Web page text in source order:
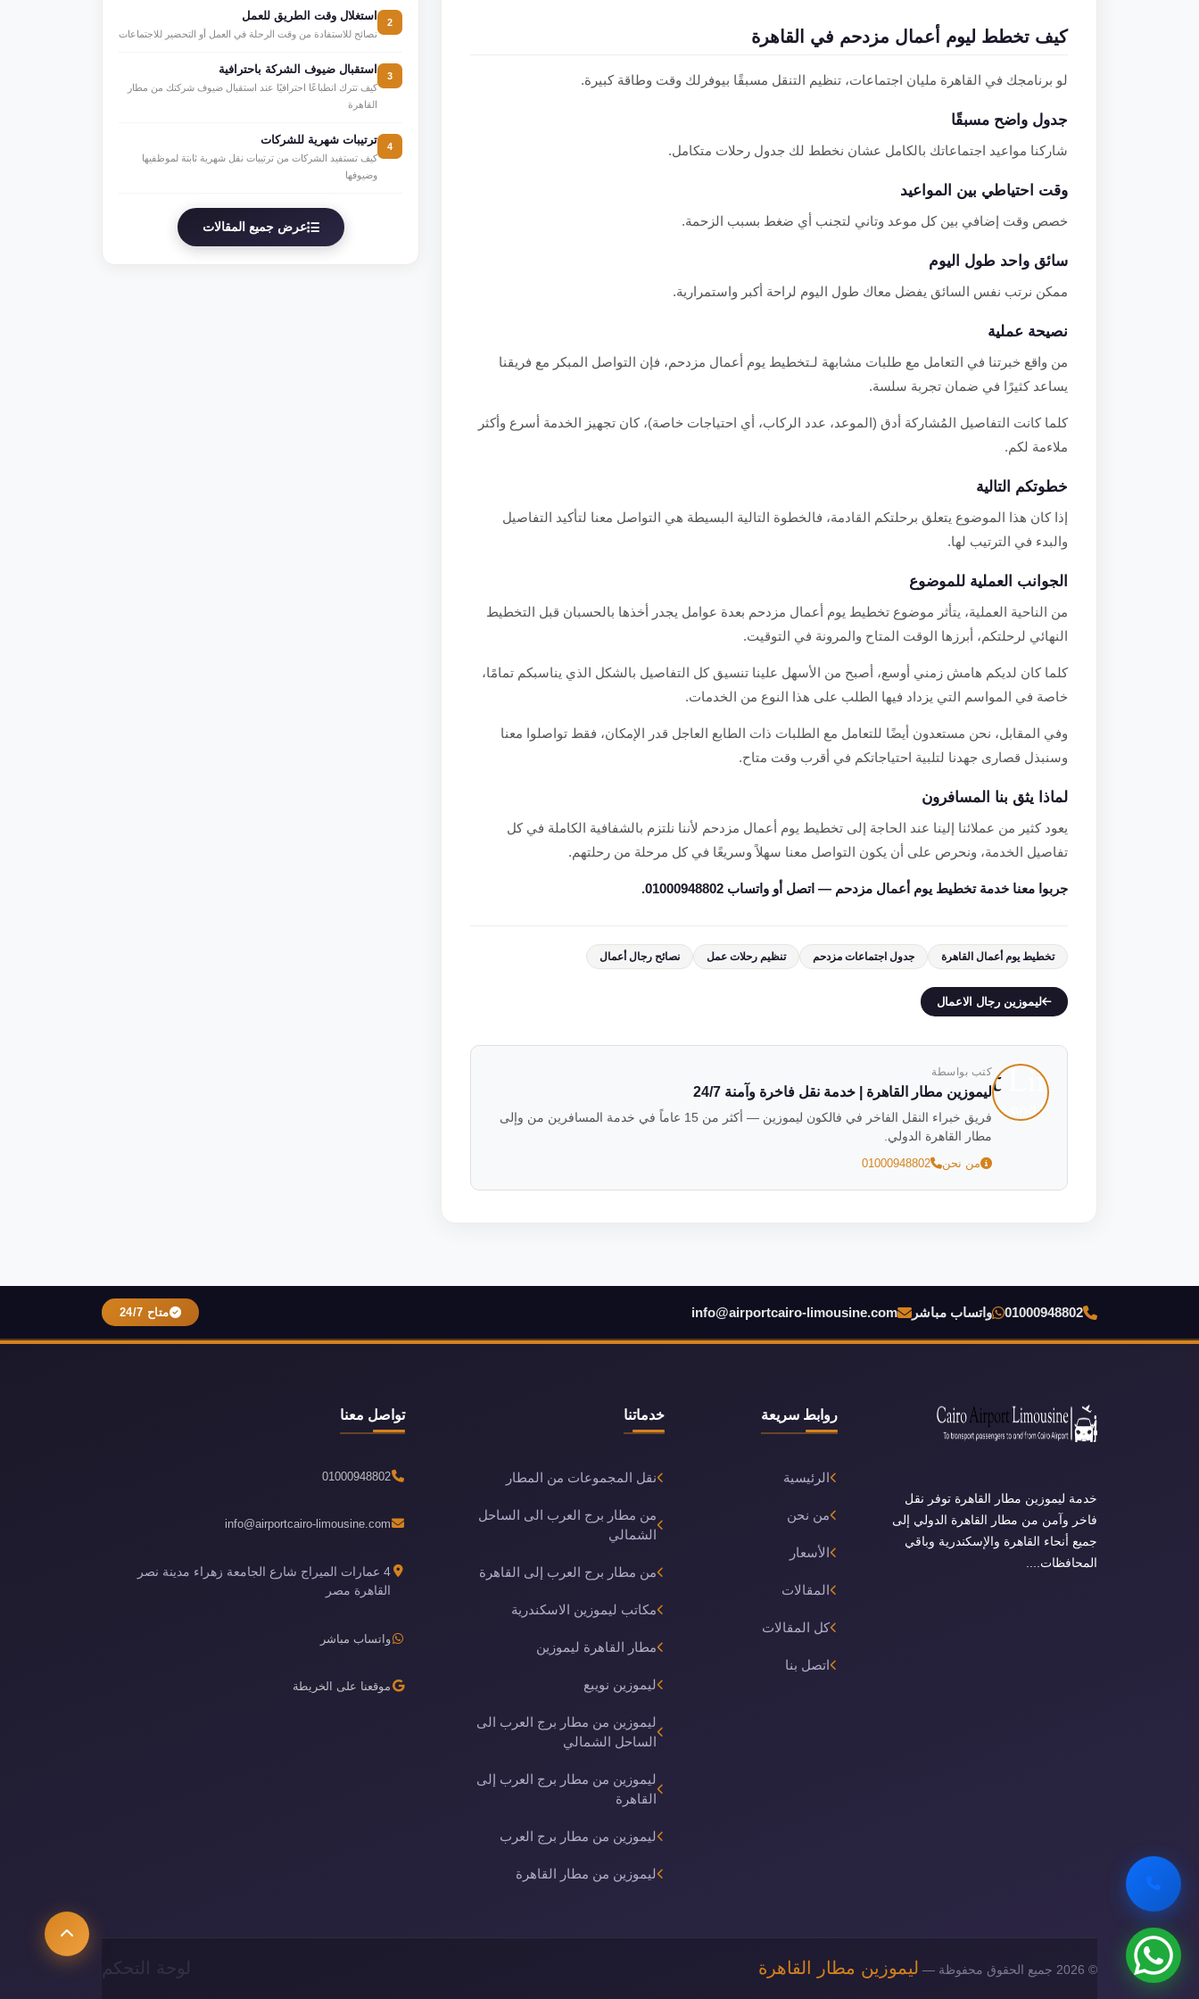
كيف تخطط ليوم أعمال مزدحم في القاهرة
لو برنامجك في القاهرة مليان اجتماعات، تنظيم التنقل مسبقًا بيوفرلك وقت وطاقة كبيرة.
جدول واضح مسبقًا
شاركنا مواعيد اجتماعاتك بالكامل عشان نخطط لك جدول رحلات متكامل.
وقت احتياطي بين المواعيد
خصص وقت إضافي بين كل موعد وتاني لتجنب أي ضغط بسبب الزحمة.
سائق واحد طول اليوم
ممكن نرتب نفس السائق يفضل معاك طول اليوم لراحة أكبر واستمرارية.
نصيحة عملية
من واقع خبرتنا في التعامل مع طلبات مشابهة لـتخطيط يوم أعمال مزدحم، فإن التواصل المبكر مع فريقنا
يساعد كثيرًا في ضمان تجربة سلسة.
كلما كانت التفاصيل المُشاركة أدق (الموعد، عدد الركاب، أي احتياجات خاصة)، كان تجهيز الخدمة أسرع وأكثر
ملاءمة لكم.
خطوتكم التالية
إذا كان هذا الموضوع يتعلق برحلتكم القادمة، فالخطوة التالية البسيطة هي التواصل معنا لتأكيد التفاصيل
والبدء في الترتيب لها.
الجوانب العملية للموضوع
من الناحية العملية، يتأثر موضوع تخطيط يوم أعمال مزدحم بعدة عوامل يجدر أخذها بالحسبان قبل التخطيط
النهائي لرحلتكم، أبرزها الوقت المتاح والمرونة في التوقيت.
كلما كان لديكم هامش زمني أوسع، أصبح من الأسهل علينا تنسيق كل التفاصيل بالشكل الذي يناسبكم تمامًا،
خاصة في المواسم التي يزداد فيها الطلب على هذا النوع من الخدمات.
وفي المقابل، نحن مستعدون أيضًا للتعامل مع الطلبات ذات الطابع العاجل قدر الإمكان، فقط تواصلوا معنا
وسنبذل قصارى جهدنا لتلبية احتياجاتكم في أقرب وقت متاح.
لماذا يثق بنا المسافرون
يعود كثير من عملائنا إلينا عند الحاجة إلى تخطيط يوم أعمال مزدحم لأننا نلتزم بالشفافية الكاملة في كل
تفاصيل الخدمة، ونحرص على أن يكون التواصل معنا سهلاً وسريعًا في كل مرحلة من رحلتهم.
جربوا معنا خدمة تخطيط يوم أعمال مزدحم — اتصل أو واتساب 01000948802.
تخطيط يوم أعمال القاهرة جدول اجتماعات مزدحم تنظيم رحلات عمل نصائح رجال أعمال
ليموزين رجال الاعمال
كتب بواسطة
ليموزين مطار القاهرة | خدمة نقل فاخرة وآمنة 24/7
فريق خبراء النقل الفاخر في فالكون ليموزين — أكثر من 15 عاماً في خدمة المسافرين من وإلى
مطار القاهرة الدولي.
من نحن
01000948802
2 استغلال وقت الطريق للعمل
نصائح للاستفادة من وقت الرحلة في العمل أو التحضير للاجتماعات
3 استقبال ضيوف الشركة باحترافية
كيف تترك انطباعًا احترافيًا عند استقبال ضيوف شركتك من مطار
القاهرة
4 ترتيبات شهرية للشركات
كيف تستفيد الشركات من ترتيبات نقل شهرية ثابتة لموظفيها
وضيوفها
عرض جميع المقالات
01000948802 واتساب مباشر info@airportcairo-limousine.com متاح 24/7
خدمة ليموزين مطار القاهرة توفر نقل
فاخر وآمن من مطار القاهرة الدولي إلى
جميع أنحاء القاهرة والإسكندرية وباقي
المحافظات....
روابط سريعة
الرئيسية
من نحن
الأسعار
المقالات
كل المقالات
اتصل بنا
خدماتنا
نقل المجموعات من المطار
من مطار برج العرب الى الساحل
الشمالي
من مطار برج العرب إلى القاهرة
مكاتب ليموزين الاسكندرية
مطار القاهرة ليموزين
ليموزين نويبع
ليموزين من مطار برج العرب الى
الساحل الشمالي
ليموزين من مطار برج العرب إلى
القاهرة
ليموزين من مطار برج العرب
ليموزين من مطار القاهرة
تواصل معنا
01000948802
info@airportcairo-limousine.com
4 عمارات الميراج شارع الجامعة زهراء مدينة نصر
القاهرة مصر
واتساب مباشر
موقعنا على الخريطة
© 2026 جميع الحقوق محفوظة — ليموزين مطار القاهرة لوحة التحكم